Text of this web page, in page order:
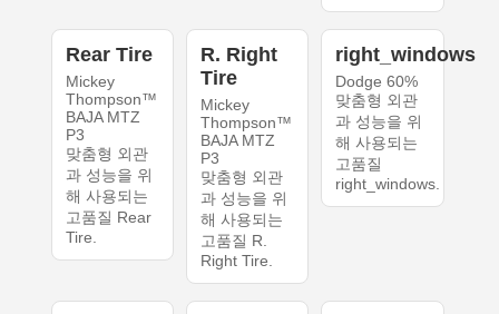
Rear Tire
Mickey
Thompson™
BAJA MTZ
P3
맞춤형 외관
과 성능을 위
해 사용되는
고품질 Rear
Tire.
R. Right
Tire
Mickey
Thompson™
BAJA MTZ
P3
맞춤형 외관
과 성능을 위
해 사용되는
고품질 R.
Right Tire.
right_windows
Dodge 60%
맞춤형 외관
과 성능을 위
해 사용되는
고품질
right_windows.